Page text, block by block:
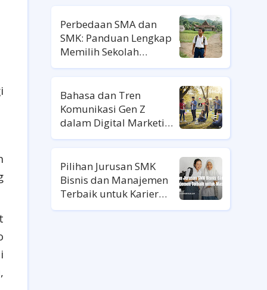
Perbedaan SMA dan
SMK: Panduan Lengkap
Memilih Sekolah
Lanjutan
Bahasa dan Tren
Komunikasi Gen Z
dalam Digital Marketing
Ala Gen Z
Pilihan Jurusan SMK
Bisnis dan Manajemen
Terbaik untuk Karier
Masa Depan